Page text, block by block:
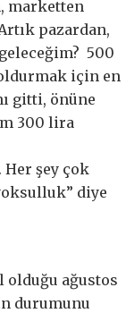
marketten
pazardan,
500
için en
gitti, önüne
300 lira
Her şey çok
diye
olduğu ağustos
durumunu